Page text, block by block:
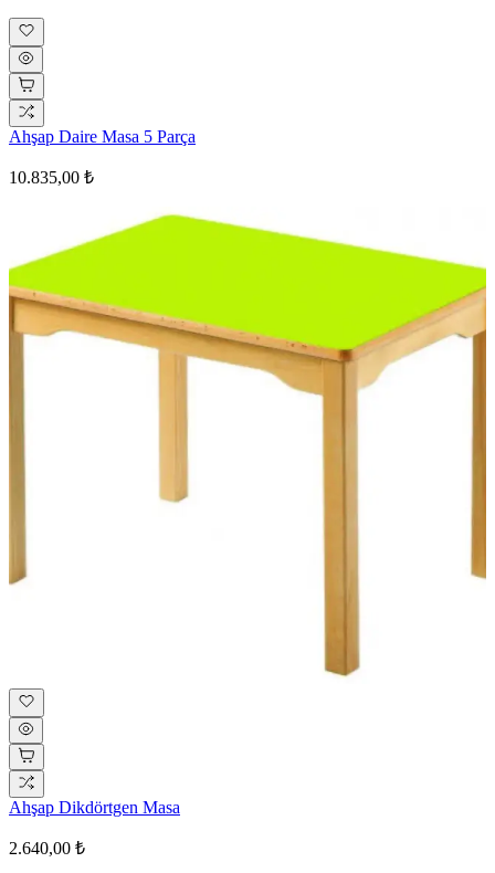
Ahşap Daire Masa 5 Parça
10.835,00 ₺
Ahşap Dikdörtgen Masa
2.640,00 ₺